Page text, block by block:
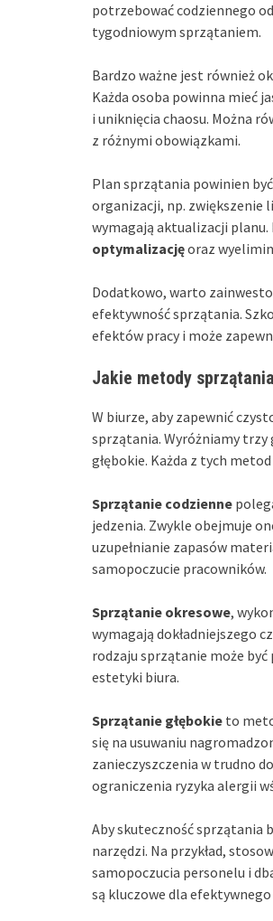
potrzebować codziennego
tygodniowym sprzątaniem.
Bardzo ważne jest również
Każda osoba powinna mieć
i uniknięcia chaosu. Można
z różnymi obowiązkami.
Plan sprzątania powinien być
organizacji, np. zwiększenie
wymagają aktualizacji
optymalizacjęoraz
Dodatkowo, warto
efektywność sprzątania.
efektów pracy i może
Jakie metody
W biurze, aby zapewnić
sprzątania. Wyróżniamy trzy
głębokie. Każda z tych
Sprzątanie codzienne
jedzenia. Zwykle obejmuje
uzupełnianie zapasów
samopoczucie pracowników.
Sprzątanie okresowe,
wymagają dokładniejszego
rodzaju sprzątanie może być
estetyki biura.
Sprzątanie głębokie to
się na usuwaniu
zanieczyszczenia w trudno
ograniczenia ryzyka alergii
Aby skuteczność sprzątania
narzędzi. Na przykład,
samopoczucia personelu i
są kluczowe dla efektywnego